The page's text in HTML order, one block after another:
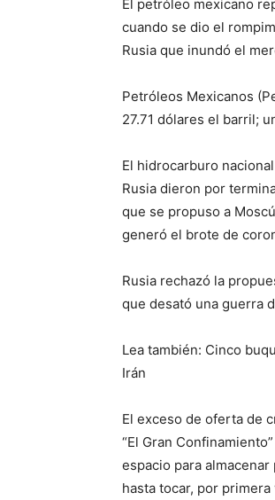
El petróleo mexicano
cuando se dio el
Rusia que inundó el
Petróleos Mexicanos
27.71 dólares el barril;
El hidrocarburo
Rusia dieron por
que se propuso a
generó el brote de
Rusia rechazó la
que desató una guerra
Lea también: Cinco
Irán
El exceso de oferta de
“El Gran
espacio para
hasta tocar, por